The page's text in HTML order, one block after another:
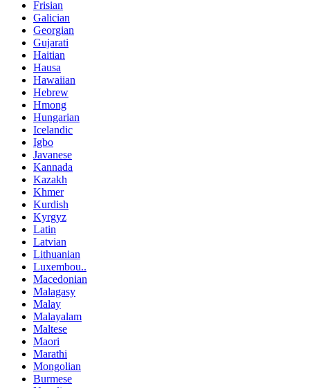
Frisian
Galician
Georgian
Gujarati
Haitian
Hausa
Hawaiian
Hebrew
Hmong
Hungarian
Icelandic
Igbo
Javanese
Kannada
Kazakh
Khmer
Kurdish
Kyrgyz
Latin
Latvian
Lithuanian
Luxembou..
Macedonian
Malagasy
Malay
Malayalam
Maltese
Maori
Marathi
Mongolian
Burmese